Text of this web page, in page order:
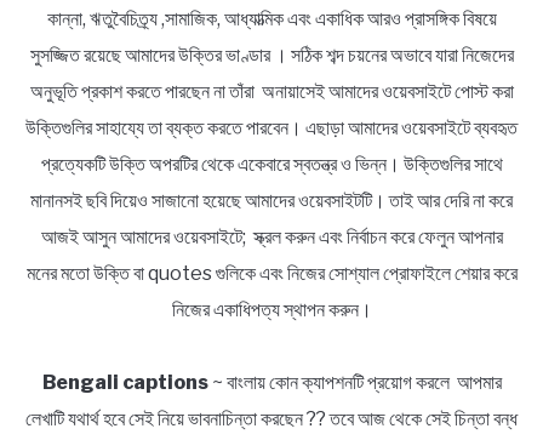
কান্না, ঋতুবৈচিত্র্য ,সামাজিক, আধ্যাত্মিক এবং একাধিক আরও প্রাসঙ্গিক বিষয়ে
সুসজ্জিত রয়েছে আমাদের উক্তির ভাণ্ডার । সঠিক শব্দ চয়নের অভাবে যারা নিজেদের
অনুভূতি প্রকাশ করতে পারছেন না তাঁরা অনায়াসেই আমাদের ওয়েবসাইটে পোস্ট করা
উক্তিগুলির সাহায্যে তা ব্যক্ত করতে পারবেন। এছাড়া আমাদের ওয়েবসাইটে ব্যবহৃত
প্রত্যেকটি উক্তি অপরটির থেকে একেবারে স্বতন্ত্র ও ভিন্ন। উক্তিগুলির সাথে
মানানসই ছবি দিয়েও সাজানো হয়েছে আমাদের ওয়েবসাইটটি। তাই আর দেরি না করে
আজই আসুন আমাদের ওয়েবসাইটে; স্ক্রল করুন এবং নির্বাচন করে ফেলুন আপনার
মনের মতো উক্তি বা quotes গুলিকে এবং নিজের সোশ্যাল প্রোফাইলে শেয়ার করে
নিজের একাধিপত্য স্থাপন করুন।
Bengali captions~ বাংলায় কোন ক্যাপশনটি প্রয়োগ করলে আপমার
লেখাটি যথার্থ হবে সেই নিয়ে ভাবনাচিন্তা করছেন ?? তবে আজ থেকে সেই চিন্তা বন্ধ